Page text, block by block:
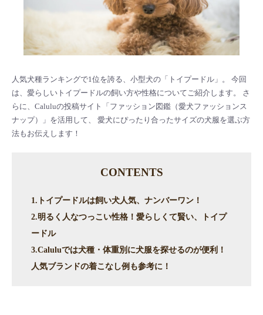
人気犬種ランキングで1位を誇る、小型犬の「トイプードル」。 今回
は、愛らしいトイプードルの飼い方や性格についてご紹介します。 さ
らに、Caluluの投稿サイト「ファッション図鑑（愛犬ファッションス
ナップ）」を活用して、 愛犬にぴったり合ったサイズの犬服を選ぶ方
法もお伝えします！
CONTENTS
1.トイプードルは飼い犬人気、ナンバーワン！
2.明るく人なつっこい性格！愛らしくて賢い、トイプ
ードル
3.Caluluでは犬種・体重別に犬服を探せるのが便利！
人気ブランドの着こなし例も参考に！